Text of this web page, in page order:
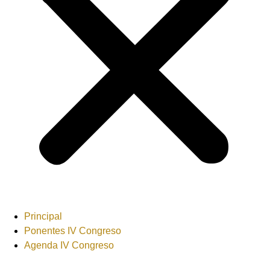
Principal
Ponentes IV Congreso
Agenda IV Congreso